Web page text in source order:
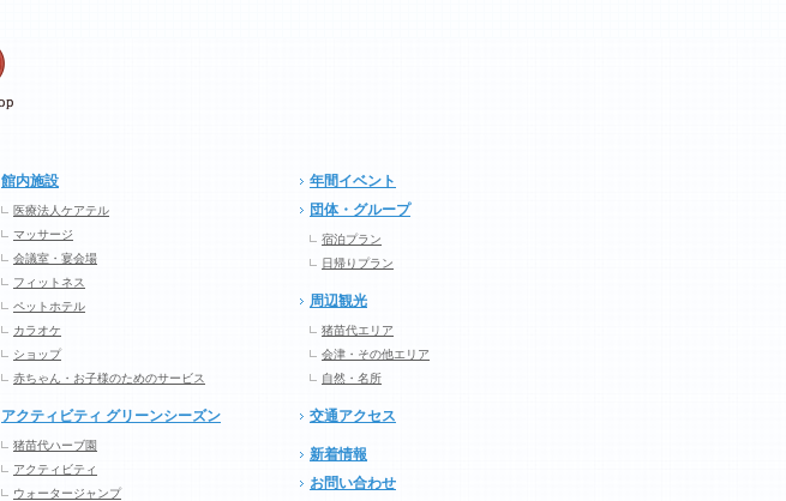
館内施設
医療法人ケアテル
マッサージ
会議室・宴会場
フィットネス
ペットホテル
カラオケ
ショップ
赤ちゃん・お子様のためのサービス
アクティビティ グリーンシーズン
猪苗代ハーブ園
アクティビティ
ウォータージャンプ
年間イベント
団体・グループ
宿泊プラン
日帰りプラン
周辺観光
猪苗代エリア
会津・その他エリア
自然・名所
交通アクセス
新着情報
お問い合わせ